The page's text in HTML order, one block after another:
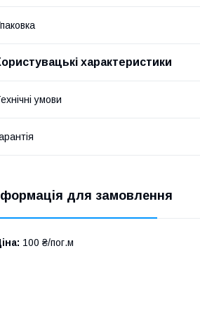
характеристики
умови
для замовлення
100 ₴/пог.м